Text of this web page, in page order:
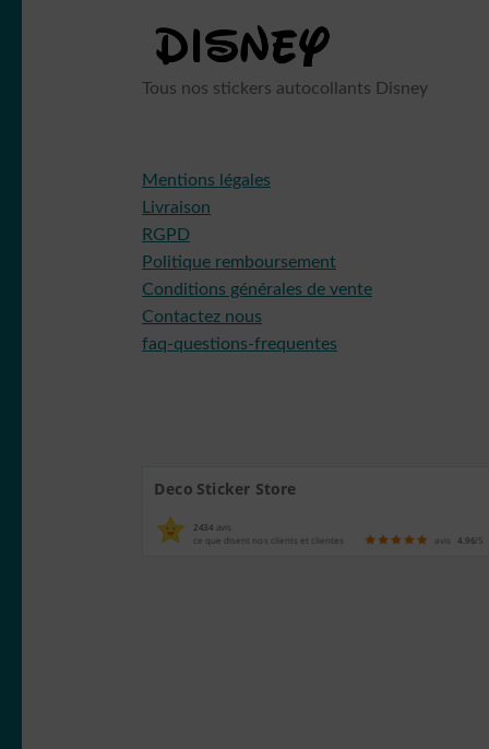
Tous nos stickers autocollants Disney
Mentions légales
Livraison
RGPD
Politique remboursement
Conditions générales de vente
Contactez nous
faq-questions-frequentes
Deco Sticker Store
2434 avis
ce que disent nos clients et clientes
avis 4.96/5